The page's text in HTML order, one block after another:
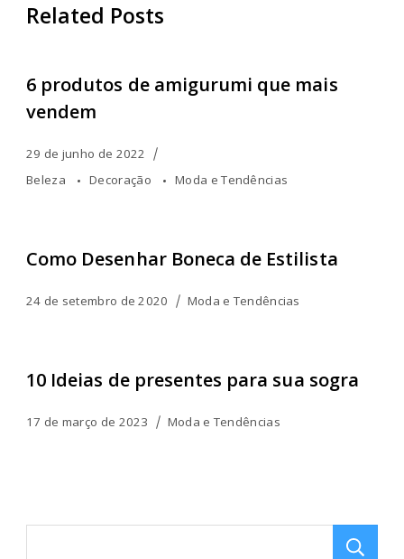
Related Posts
6 produtos de amigurumi que mais
vendem
29 de junho de 2022
Beleza
Decoração Moda e Tendências
Como Desenhar Boneca de Estilista
24 de setembro de 2020 Moda e Tendências
10 Ideias de presentes para sua sogra
17 de março de 2023 Moda e Tendências